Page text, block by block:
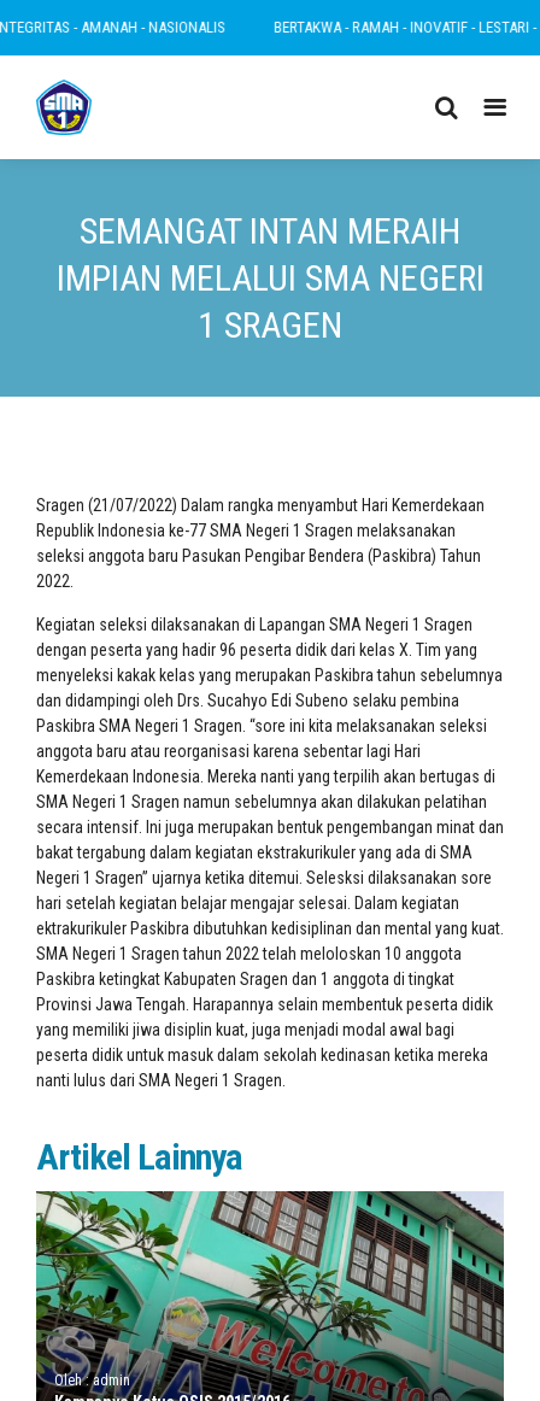
- AMANAH - NASIONALIS BERTAKWA - RAMAH - INOVATIF - LESTARI -
SEMANGAT INTAN MERAIH
IMPIAN MELALUI SMA NEGERI
1 SRAGEN
Sragen (21/07/2022) Dalam rangka menyambut Hari Kemerdekaan
Republik Indonesia ke-77 SMA Negeri 1 Sragen melaksanakan
seleksi anggota baru Pasukan Pengibar Bendera (Paskibra) Tahun
2022.
Kegiatan seleksi dilaksanakan di Lapangan SMA Negeri 1 Sragen
dengan peserta yang hadir 96 peserta didik dari kelas X. Tim yang
menyeleksi kakak kelas yang merupakan Paskibra tahun sebelumnya
dan didampingi oleh Drs. Sucahyo Edi Subeno selaku pembina
Paskibra SMA Negeri 1 Sragen. “sore ini kita melaksanakan seleksi
anggota baru atau reorganisasi karena sebentar lagi Hari
Kemerdekaan Indonesia. Mereka nanti yang terpilih akan bertugas di
SMA Negeri 1 Sragen namun sebelumnya akan dilakukan pelatihan
secara intensif. Ini juga merupakan bentuk pengembangan minat dan
bakat tergabung dalam kegiatan ekstrakurikuler yang ada di SMA
Negeri 1 Sragen” ujarnya ketika ditemui. Selesksi dilaksanakan sore
hari setelah kegiatan belajar mengajar selesai. Dalam kegiatan
ektrakurikuler Paskibra dibutuhkan kedisiplinan dan mental yang kuat.
SMA Negeri 1 Sragen tahun 2022 telah meloloskan 10 anggota
Paskibra ketingkat Kabupaten Sragen dan 1 anggota di tingkat
Provinsi Jawa Tengah. Harapannya selain membentuk peserta didik
yang memiliki jiwa disiplin kuat, juga menjadi modal awal bagi
peserta didik untuk masuk dalam sekolah kedinasan ketika mereka
nanti lulus dari SMA Negeri 1 Sragen.
Artikel Lainnya
Oleh : admin